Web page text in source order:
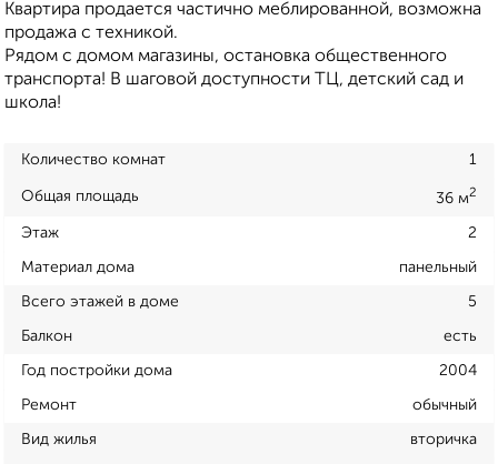
Квартира продается частично меблированной, возможна
продажа с техникой.
Рядом с домом магазины, остановка общественного
транспорта! В шаговой доступности ТЦ, детский сад и
школа!
Количество комнат 1
Общая площадь 36 м2
Этаж 2
Материал дома панельный
Всего этажей в доме 5
Балкон есть
Год постройки дома 2004
Ремонт обычный
Вид жилья вторичка